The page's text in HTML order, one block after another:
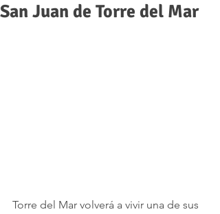
San Juan de Torre del Mar
Torre del Mar volverá a vivir una de sus